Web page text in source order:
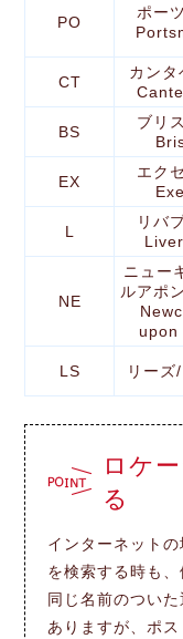
PO
ポー
CT
カンタ
BS
ブリ
EX
エク
L
リバ
NE
ニュー
ルアポ
upon
LS リー
ロケ
る
インターネット
を検索する時も
同じ名前のつい
ありますが、ポ